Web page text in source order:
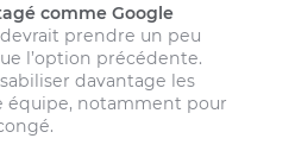
comme Google
prendre un peu
l’option précédente.
davantage les
équipe, notamment pour